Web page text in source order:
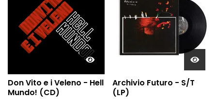
Don Vito e i Veleno - Hell
Mundo! (CD)
Archivio Futuro - S/T
(LP)